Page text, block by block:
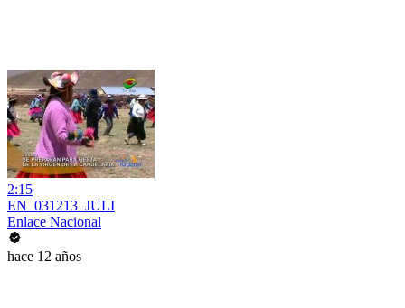
2:15
EN_031213_JULI
Enlace Nacional
hace 12 años